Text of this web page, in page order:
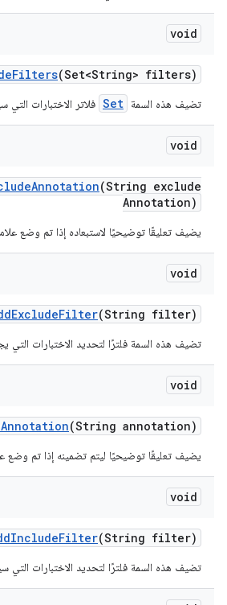
void
Filters(Set<String> filters)
تضيف هذه السمة Set فلاتر الاختبارات التي
void
Annotation(String exclude
Annotation)
يضيف تعليقًا توضيحيًا لاستبعاده إذا تم وضع
void
ExcludeFilter(String filter)
تضيف هذه السمة فلترًا لتحديد الاختبارات التي
void
Annotation(String annotation)
يضيف تعليقًا توضيحيًا ليتم تضمينه إذا تم وضع
void
IncludeFilter(String filter)
تضيف هذه السمة فلترًا لتحديد الاختبارات التي